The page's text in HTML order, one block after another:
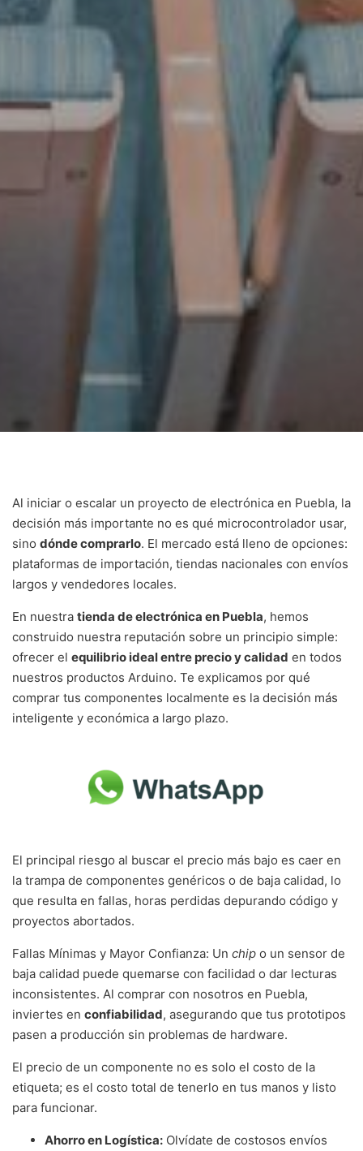
Al iniciar o escalar un proyecto de electrónica en Puebla, la
decisión más importante no es qué microcontrolador usar,
sino dónde comprarlo. El mercado está lleno de opciones:
plataformas de importación, tiendas nacionales con envíos
largos y vendedores locales.
En nuestra tienda de electrónica en Puebla, hemos
construido nuestra reputación sobre un principio simple:
ofrecer el equilibrio ideal entre precio y calidad en todos
nuestros productos Arduino. Te explicamos por qué
comprar tus componentes localmente es la decisión más
inteligente y económica a largo plazo.
El principal riesgo al buscar el precio más bajo es caer en
la trampa de componentes genéricos o de baja calidad, lo
que resulta en fallas, horas perdidas depurando código y
proyectos abortados.
Fallas Mínimas y Mayor Confianza: Un chip o un sensor de
baja calidad puede quemarse con facilidad o dar lecturas
inconsistentes. Al comprar con nosotros en Puebla,
inviertes en confiabilidad, asegurando que tus prototipos
pasen a producción sin problemas de hardware.
El precio de un componente no es solo el costo de la
etiqueta; es el costo total de tenerlo en tus manos y listo
para funcionar.
Ahorro en Logística: Olvídate de costosos envíos